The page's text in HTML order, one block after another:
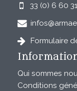
33 (0) 6 60
Formulaire
Qui sommes
Conditions